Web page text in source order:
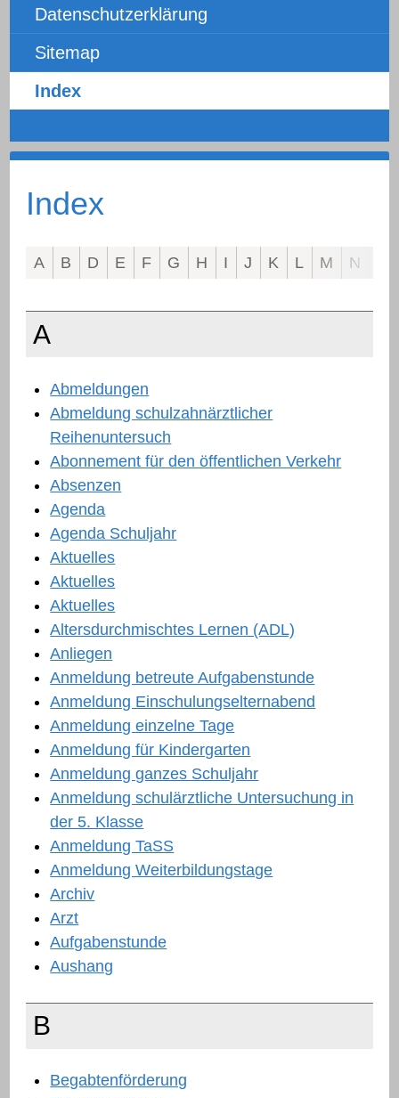
Datenschutzerklärung
Sitemap
Index
Index
A B D E F G H I J K L M N
A
Abmeldungen
Abmeldung schulzahnärztlicher
Reihenuntersuch
Abonnement für den öffentlichen Verkehr
Absenzen
Agenda
Agenda Schuljahr
Aktuelles
Aktuelles
Aktuelles
Altersdurchmischtes Lernen (ADL)
Anliegen
Anmeldung betreute Aufgabenstunde
Anmeldung Einschulungselternabend
Anmeldung einzelne Tage
Anmeldung für Kindergarten
Anmeldung ganzes Schuljahr
Anmeldung schulärztliche Untersuchung in
der 5. Klasse
Anmeldung TaSS
Anmeldung Weiterbildungstage
Archiv
Arzt
Aufgabenstunde
Aushang
B
Begabtenförderung